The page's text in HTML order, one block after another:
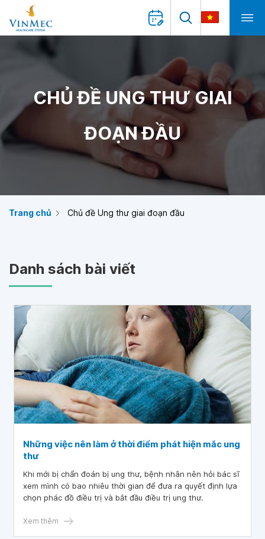
CHỦ ĐỀ UNG THƯ GIAI
ĐOẠN ĐẦU
Trang chủ Chủ đề Ung thư giai đoạn đầu
Danh sách bài viết
Những việc nên làm ở thời điểm phát hiện mắc ung
thư
Khi mới bị chẩn đoán bị ung thư, bệnh nhân nên hỏi bác sĩ
xem mình có bao nhiêu thời gian để đưa ra quyết định lựa
chọn phác đồ điều trị và bắt đầu điều trị ung thư.
Xem thêm